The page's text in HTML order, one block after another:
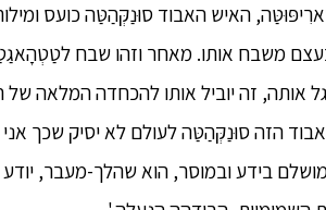
האיש האבוד סוּנַקְּהַטַּה כועס
משבח אותו. מאחר וזהו שבח
אותה, זה יוביל אותו להכחדה המלאה של
הזה סוּנַקְּהַטַּה לעולם לא יסיק שכך
בידע ובמוסר, הוא שהלך-מעבר,